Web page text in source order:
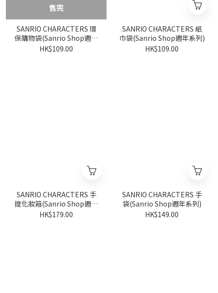
售完
SANRIO CHARACTERS 環
保購物袋(Sanrio Shop週年
系列)
HK$109.00
SANRIO CHARACTERS 紙
巾袋(Sanrio Shop週年系列)
HK$109.00
SANRIO CHARACTERS 手
提化妝箱(Sanrio Shop週年
系列)
HK$179.00
SANRIO CHARACTERS 手
袋(Sanrio Shop週年系列)
HK$149.00